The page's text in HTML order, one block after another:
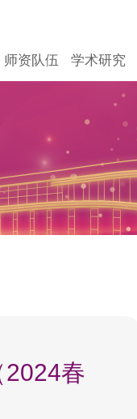
师资队伍 学术研究
春